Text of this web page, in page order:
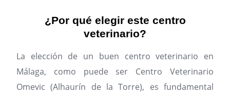
¿Por qué elegir este centro
veterinario?
La elección de un buen centro veterinario en
Málaga, como puede ser Centro Veterinario
Omevic (Alhaurín de la Torre), es fundamental